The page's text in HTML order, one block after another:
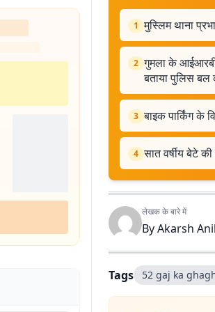
1 मुस्लिम थाना
2 गुमला के आईआरबी
बताया पुलिस बल
3 बाइक पार्किंग के
4 सात वर्षीय बेटे
लेखक के बारे में
ByAkarsh
Tags 52 gaj ka